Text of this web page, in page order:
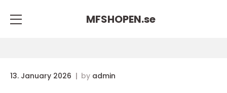
MFSHOPEN.se
13. January 2026 by admin